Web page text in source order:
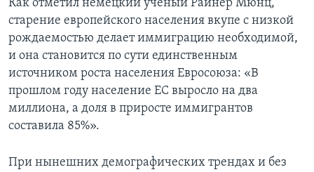
Как отметил немецкий ученый Райнер Мюнц,
старение европейского населения вкупе с низкой
рождаемостью делает иммиграцию необходимой,
и она становится по сути единственным
источником роста населения Евросоюза: «В
прошлом году население ЕС выросло на два
миллиона, а доля в приросте иммигрантов
составила 85%».
При нынешних демографических трендах и без